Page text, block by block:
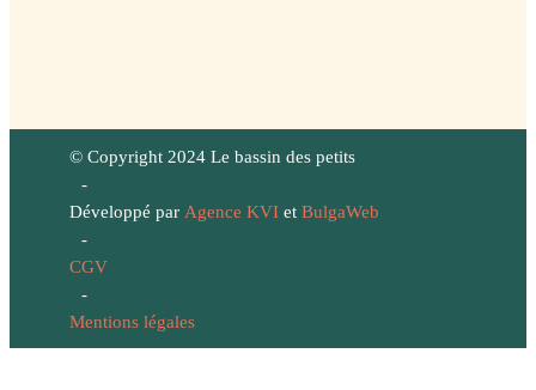
© Copyright 2024 Le bassin des petits
-
Développé par Agence KVIet BulgaWeb
-
CGV
-
Mentions légales